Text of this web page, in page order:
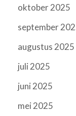
oktober 2025
september
augustus 2025
juli 2025
juni 2025
mei 2025